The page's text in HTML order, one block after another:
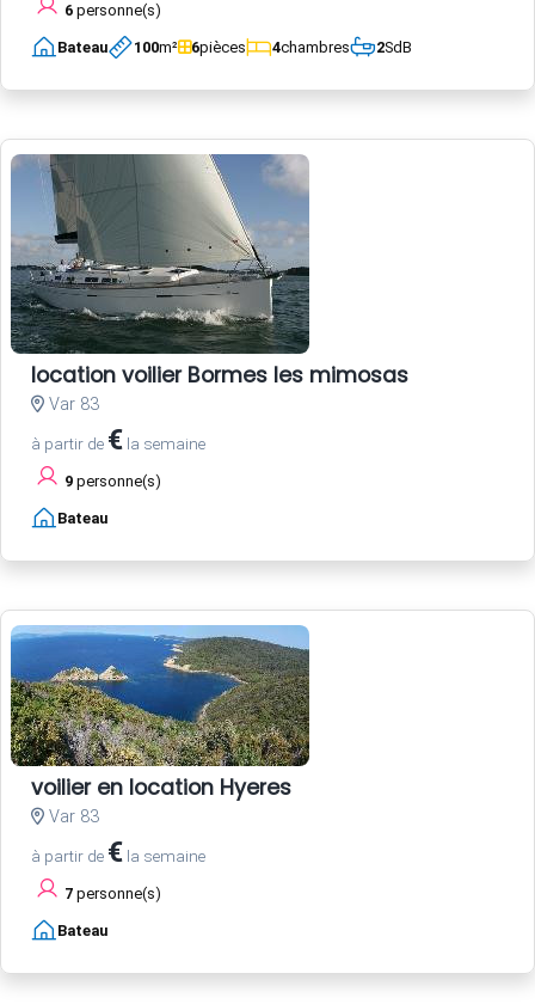
6 personne(s)
Bateau 100m² 6pièces 4chambres 2SdB
location voilier Bormes les mimosas
Var 83
à partir de € la semaine
9 personne(s)
Bateau
voilier en location Hyeres
Var 83
à partir de € la semaine
7 personne(s)
Bateau